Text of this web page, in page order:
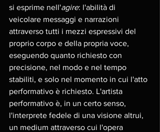
si esprime nell'agire: l'abilità di
veicolare messaggi e narrazioni
attraverso tutti i mezzi espressivi del
proprio corpo e della propria voce,
eseguendo quanto richiesto con
precisione, nel modo e nel tempo
stabiliti, e solo nel momento in cui l'atto
performativo è richiesto. L'artista
performativo è, in un certo senso,
l'interprete fedele di una visione altrui,
un medium attraverso cui l'opera